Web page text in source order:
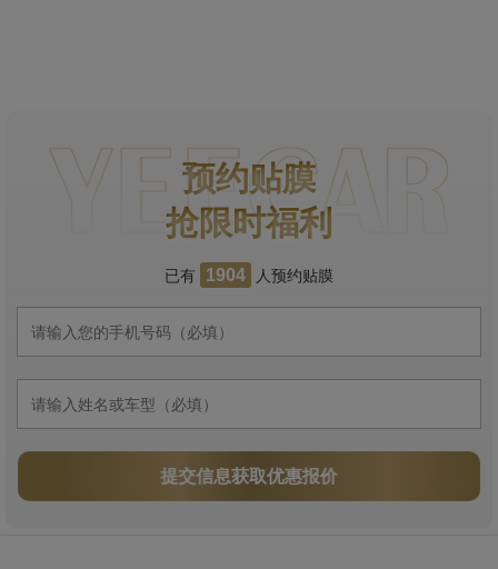
预约贴膜
抢限时福利
已有 1904 人预约贴膜
提交信息获取优惠报价